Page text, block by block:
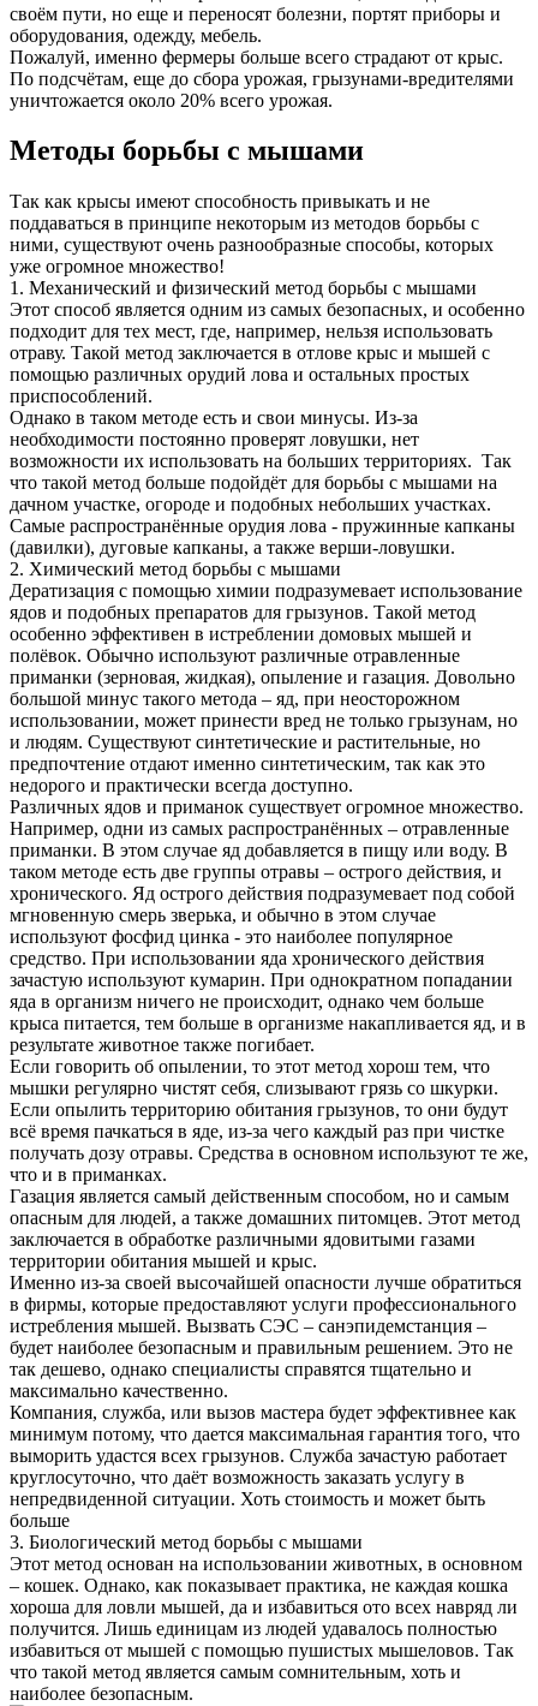
своём пути, но еще и переносят болезни, портят приборы и
оборудования, одежду, мебель.
Пожалуй, именно фермеры больше всего страдают от крыс.
По подсчётам, еще до сбора урожая, грызунами-вредителями
уничтожается около 20% всего урожая.
Методы борьбы с мышами
Так как крысы имеют способность привыкать и не
поддаваться в принципе некоторым из методов борьбы с
ними, существуют очень разнообразные способы, которых
уже огромное множество!
1. Механический и физический метод борьбы с мышами
Этот способ является одним из самых безопасных, и особенно
подходит для тех мест, где, например, нельзя использовать
отраву. Такой метод заключается в отлове крыс и мышей с
помощью различных орудий лова и остальных простых
приспособлений.
Однако в таком методе есть и свои минусы. Из-за
необходимости постоянно проверят ловушки, нет
возможности их использовать на больших территориях. Так
что такой метод больше подойдёт для борьбы с мышами на
дачном участке, огороде и подобных небольших участках.
Самые распространённые орудия лова - пружинные капканы
(давилки), дуговые капканы, а также верши-ловушки.
2. Химический метод борьбы с мышами
Дератизация с помощью химии подразумевает использование
ядов и подобных препаратов для грызунов. Такой метод
особенно эффективен в истреблении домовых мышей и
полёвок. Обычно используют различные отравленные
приманки (зерновая, жидкая), опыление и газация. Довольно
большой минус такого метода – яд, при неосторожном
использовании, может принести вред не только грызунам, но
и людям. Существуют синтетические и растительные, но
предпочтение отдают именно синтетическим, так как это
недорого и практически всегда доступно.
Различных ядов и приманок существует огромное множество.
Например, одни из самых распространённых – отравленные
приманки. В этом случае яд добавляется в пищу или воду. В
таком методе есть две группы отравы – острого действия, и
хронического. Яд острого действия подразумевает под собой
мгновенную смерь зверька, и обычно в этом случае
используют фосфид цинка - это наиболее популярное
средство. При использовании яда хронического действия
зачастую используют кумарин. При однократном попадании
яда в организм ничего не происходит, однако чем больше
крыса питается, тем больше в организме накапливается яд, и в
результате животное также погибает.
Если говорить об опылении, то этот метод хорош тем, что
мышки регулярно чистят себя, слизывают грязь со шкурки.
Если опылить территорию обитания грызунов, то они будут
всё время пачкаться в яде, из-за чего каждый раз при чистке
получать дозу отравы. Средства в основном используют те же,
что и в приманках.
Газация является самый действенным способом, но и самым
опасным для людей, а также домашних питомцев. Этот метод
заключается в обработке различными ядовитыми газами
территории обитания мышей и крыс.
Именно из-за своей высочайшей опасности лучше обратиться
в фирмы, которые предоставляют услуги профессионального
истребления мышей. Вызвать СЭС – санэпидемстанция –
будет наиболее безопасным и правильным решением. Это не
так дешево, однако специалисты справятся тщательно и
максимально качественно.
Компания, служба, или вызов мастера будет эффективнее как
минимум потому, что дается максимальная гарантия того, что
выморить удастся всех грызунов. Служба зачастую работает
круглосуточно, что даёт возможность заказать услугу в
непредвиденной ситуации. Хоть стоимость и может быть
больше
3. Биологический метод борьбы с мышами
Этот метод основан на использовании животных, в основном
– кошек. Однако, как показывает практика, не каждая кошка
хороша для ловли мышей, да и избавиться ото всех навряд ли
получится. Лишь единицам из людей удавалось полностью
избавиться от мышей с помощью пушистых мышеловов. Так
что такой метод является самым сомнительным, хоть и
наиболее безопасным.